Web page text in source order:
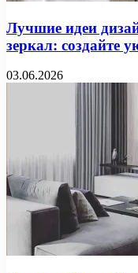
Лучшие идеи
зеркал: создайте
03.06.2026